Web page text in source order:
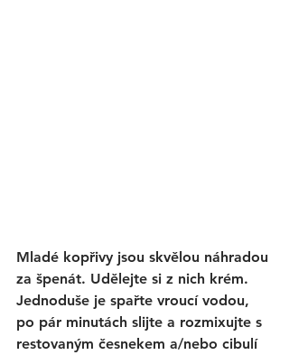
Mladé kopřivy jsou skvělou náhradou
za špenát. Udělejte si z nich krém.
Jednoduše je spařte vroucí vodou,
po pár minutách slijte a rozmixujte s
restovaným česnekem a/nebo cibulí